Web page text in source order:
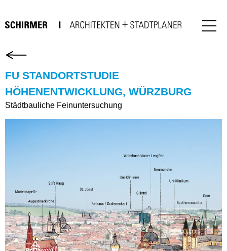
FU STANDORTSTUDIE
HÖHENENTWICKLUNG, WÜRZBURG
Städtbauliche Feinuntersuchung